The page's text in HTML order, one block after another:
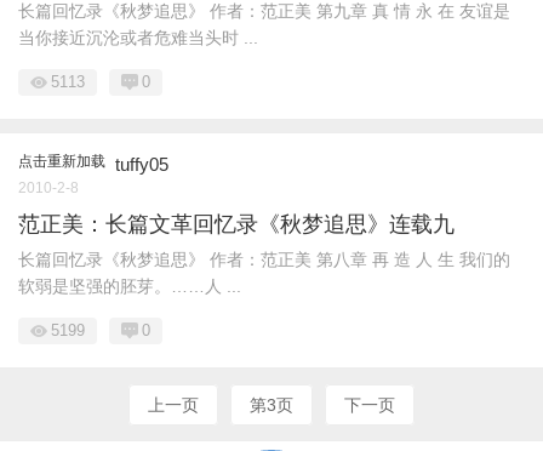
长篇回忆录《秋梦追思》 作者：范正美 第九章 真 情 永 在 友谊是
当你接近沉沦或者危难当头时 ...
5113 0
点击重新加载 tuffy05
2010-2-8
范正美：长篇文革回忆录《秋梦追思》连载九
长篇回忆录《秋梦追思》 作者：范正美 第八章 再 造 人 生 我们的
软弱是坚强的胚芽。……人 ...
5199 0
上一页 第3页 下一页